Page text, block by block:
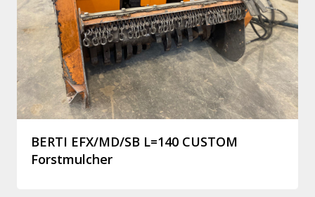
BERTI EFX/MD/SB L=140 CUSTOM
Forstmulcher